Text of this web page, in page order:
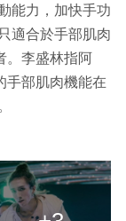
能力，加快手功
適合於手部肌肉
。李盛林指阿
手部肌肉機能在